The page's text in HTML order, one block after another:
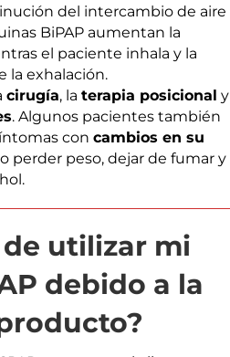
del intercambio de aire
BiPAP aumentan la
el paciente inhala y la
la exhalación.
cirugía, la terapia posicional y
. Algunos pacientes también
con cambios en su
perder peso, dejar de fumar y
utilizar mi
debido a la